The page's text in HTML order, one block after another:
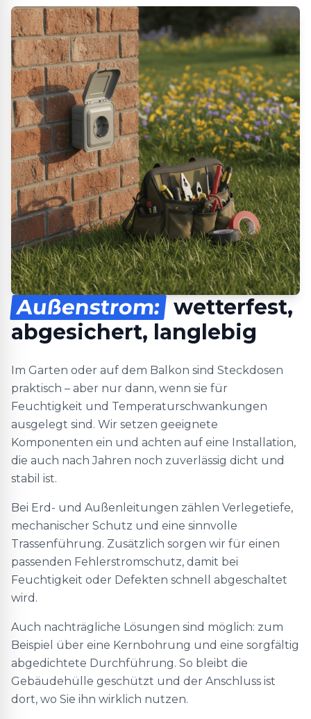
Außenstrom: wetterfest,
abgesichert, langlebig
Im Garten oder auf dem Balkon sind Steckdosen
praktisch – aber nur dann, wenn sie für
Feuchtigkeit und Temperaturschwankungen
ausgelegt sind. Wir setzen geeignete
Komponenten ein und achten auf eine Installation,
die auch nach Jahren noch zuverlässig dicht und
stabil ist.
Bei Erd- und Außenleitungen zählen Verlegetiefe,
mechanischer Schutz und eine sinnvolle
Trassenführung. Zusätzlich sorgen wir für einen
passenden Fehlerstromschutz, damit bei
Feuchtigkeit oder Defekten schnell abgeschaltet
wird.
Auch nachträgliche Lösungen sind möglich: zum
Beispiel über eine Kernbohrung und eine sorgfältig
abgedichtete Durchführung. So bleibt die
Gebäudehülle geschützt und der Anschluss ist
dort, wo Sie ihn wirklich nutzen.